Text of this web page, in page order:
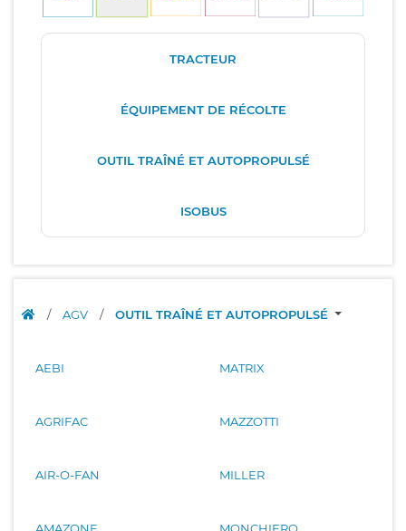
TRACTEUR
ÉQUIPEMENT DE RÉCOLTE
OUTIL TRAÎNÉ ET AUTOPROPULSÉ
ISOBUS
/ AGV / OUTIL TRAÎNÉ ET AUTOPROPULSÉ
AEBI
AGRIFAC
AIR-O-FAN
AMAZONE
MATRIX
MAZZOTTI
MILLER
MONCHIERO